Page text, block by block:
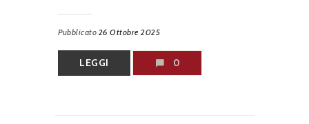
Pubblicato 26 Ottobre 2025
LEGGI 0